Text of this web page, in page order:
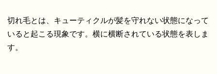
切れ毛とは、キューティクルが髪を守れない状態になって
いると起こる現象です。横に横断されている状態を表しま
す。